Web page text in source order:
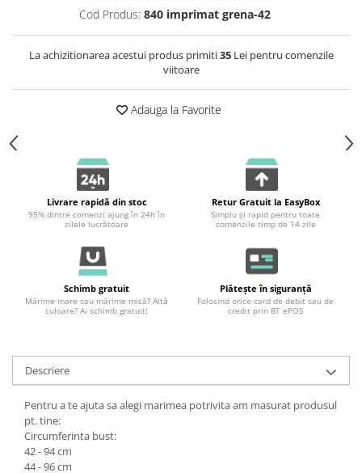
Cod Produs: 840 imprimat grena-42
La achizitionarea acestui produs primiti35Lei pentru comenzile
viitoare
Adauga la Favorite
Livrare rapidă din stoc
95% dintre comenzi ajung în 24h în
zilele lucrătoare
Retur Gratuit la EasyBox
Simplu și rapid pentru toate
comenzile timp de 14 zile
Schimb gratuit
Mărime mare sau mărime mică? Altă
culoare? Ai schimb gratuit!
Plătește în siguranță
Folosind orice card de debit sau de
credit prin BT ePOS
Descriere
Pentru a te ajuta sa alegi marimea potrivita am masurat produsul
pt. tine:
Circumferinta bust:
42 - 94 cm
44 - 96 cm